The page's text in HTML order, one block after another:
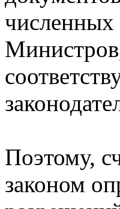
численных
Поэтому,
законом